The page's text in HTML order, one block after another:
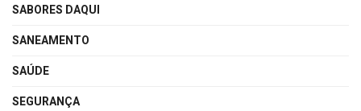
SABORES DAQUI
SANEAMENTO
SAÚDE
SEGURANÇA